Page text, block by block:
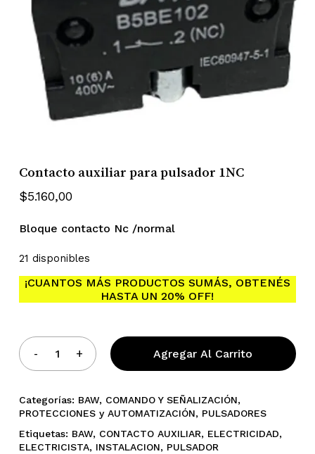
Contacto auxiliar para pulsador 1NC
$5.160,00
Bloque contacto Nc /normal
21 disponibles
¡CUANTOS MÁS PRODUCTOS SUMÁS, OBTENÉS
HASTA UN 20% OFF!
Agregar Al Carrito
Categorías: BAW, COMANDO Y SEÑALIZACIÓN,
PROTECCIONES y AUTOMATIZACIÓN, PULSADORES
Etiquetas: BAW, CONTACTO AUXILIAR, ELECTRICIDAD,
ELECTRICISTA, INSTALACION, PULSADOR